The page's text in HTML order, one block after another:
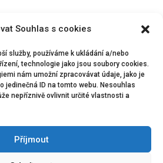
Souhlas s cookies
služby, používáme k ukládání a/nebo
technologie jako jsou soubory cookies.
nám umožní zpracovávat údaje, jako je
jedinečná ID na tomto webu. Nesouhlas
nepříznivě ovlivnit určité vlastnosti a
Příjmout
ÚDRŽBA
a údržbu zásobníků na